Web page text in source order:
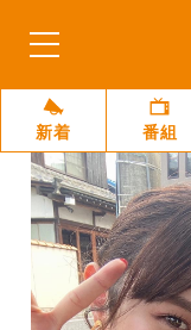
新着 番組